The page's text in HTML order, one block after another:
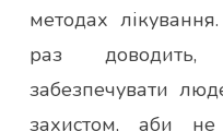
методах
раз доводить,
забезпечувати
захистом, аби не